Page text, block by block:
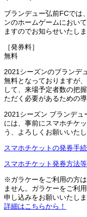
ブランデュー弘前FCでは
ンのホームゲームにおい
ますのでお知らせいたしま
［発券料］
無料
2021シーズンのブランデ
無料となっておりますが
して、来場予定者数の把
ただく必要があるための導
2021シーズン ブランデ
には、事前にスマホチケ
う、よろしくお願いいたし
スマホチケットの発券手
スマホチケット発券方法
※ガラケーをご利用の方
ません。ガラケーをご利
申し込みをお願いいたしま
詳細はこちらから！